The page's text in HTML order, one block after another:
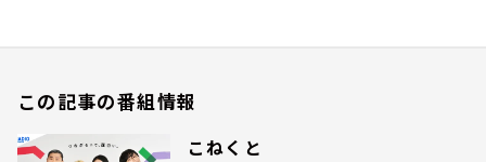
この記事の番組情報
こねくと